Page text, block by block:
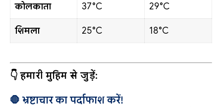
कोलकाता 37°C 29°C
शिमला 25°C 18°C
👇 हमारी मुहिम से जुड़ें:
🛑 भ्रष्टाचार का पर्दाफाश करें!